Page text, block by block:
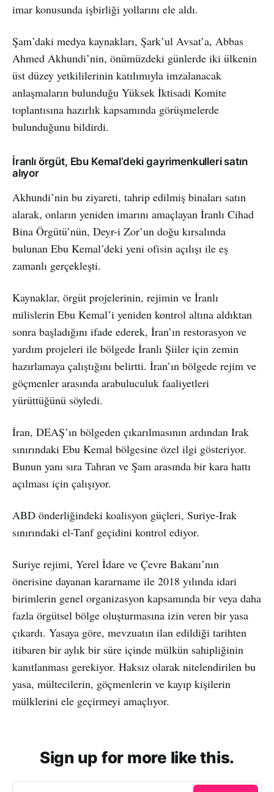
imar konusunda işbirliği yollarını ele aldı.
Şam’daki medya kaynakları, Şark’ul Avsat’a, Abbas
Ahmed Akhundi’nin, önümüzdeki günlerde iki ülkenin
üst düzey yetkililerinin katılımıyla imzalanacak
anlaşmaların bulunduğu Yüksek İktisadi Komite
toplantısına hazırlık kapsamında görüşmelerde
bulunduğunu bildirdi.
İranlı örgüt, Ebu Kemal’deki gayrimenkulleri satın
alıyor
Akhundi’nin bu ziyareti, tahrip edilmiş binaları satın
alarak, onların yeniden imarını amaçlayan İranlı Cihad
Bina Örgütü’nün, Deyr-i Zor’un doğu kırsalında
bulunan Ebu Kemal’deki yeni ofisin açılışı ile eş
zamanlı gerçekleşti.
Kaynaklar, örgüt projelerinin, rejimin ve İranlı
milislerin Ebu Kemal’i yeniden kontrol altına aldıktan
sonra başladığını ifade ederek, İran’ın restorasyon ve
yardım projeleri ile bölgede İranlı Şiiler için zemin
hazırlamaya çalıştığını belirtti. İran’ın bölgede rejim ve
göçmenler arasında arabuluculuk faaliyetleri
yürüttüğünü söyledi.
İran, DEAŞ’ın bölgeden çıkarılmasının ardından Irak
sınırındaki Ebu Kemal bölgesine özel ilgi gösteriyor.
Bunun yanı sıra Tahran ve Şam arasında bir kara hattı
açılması için çalışıyor.
ABD önderliğindeki koalisyon güçleri, Suriye-Irak
sınırındaki el-Tanf geçidini kontrol ediyor.
Suriye rejimi, Yerel İdare ve Çevre Bakanı’nın
önerisine dayanan kararname ile 2018 yılında idari
birimlerin genel organizasyon kapsamında bir veya daha
fazla örgütsel bölge oluşturmasına izin veren bir yasa
çıkardı. Yasaya göre, mevzuatın ilan edildiği tarihten
itibaren bir aylık bir süre içinde mülkün sahipliğinin
kanıtlanması gerekiyor. Haksız olarak nitelendirilen bu
yasa, mültecilerin, göçmenlerin ve kayıp kişilerin
mülklerini ele geçirmeyi amaçlıyor.
Sign up for more like this.